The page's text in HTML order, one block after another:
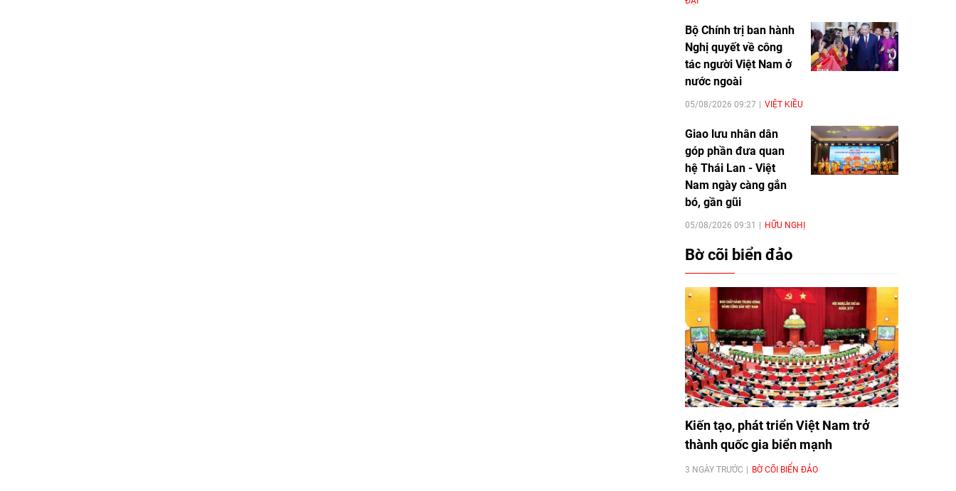
Bộ Chính trị ban hành
Nghị quyết về công
tác người Việt Nam ở
nước ngoài
05/08/2026 09:27 VIỆT KIỀU
Giao lưu nhân dân
góp phần đưa quan
hệ Thái Lan - Việt
Nam ngày càng gắn
bó, gần gũi
05/08/2026 09:31 HỮU NGHỊ
Bờ cõi biển đảo
Kiến tạo, phát triển Việt Nam trở
thành quốc gia biển mạnh
3 NGÀY TRƯỚC BỜ CÕI BIỂN ĐẢO